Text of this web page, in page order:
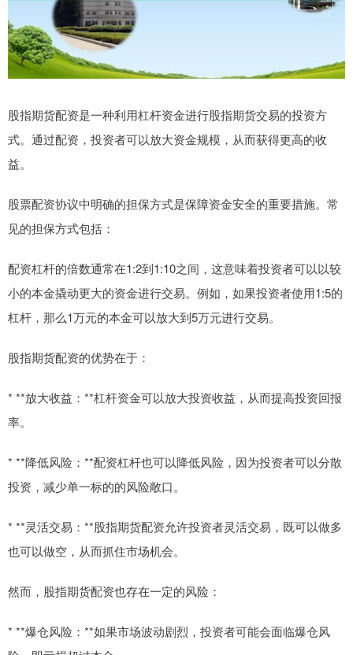
股指期货配资是一种利用杠杆资金进行股指期货交易的投资方
式。通过配资，投资者可以放大资金规模，从而获得更高的收
益。
股票配资协议中明确的担保方式是保障资金安全的重要措施。常
见的担保方式包括：
配资杠杆的倍数通常在1:2到1:10之间，这意味着投资者可以以较
小的本金撬动更大的资金进行交易。例如，如果投资者使用1:5的
杠杆，那么1万元的本金可以放大到5万元进行交易。
股指期货配资的优势在于：
* **放大收益：**杠杆资金可以放大投资收益，从而提高投资回报
率。
* **降低风险：**配资杠杆也可以降低风险，因为投资者可以分散
投资，减少单一标的的风险敞口。
* **灵活交易：**股指期货配资允许投资者灵活交易，既可以做多
也可以做空，从而抓住市场机会。
然而，股指期货配资也存在一定的风险：
* **爆仓风险：**如果市场波动剧烈，投资者可能会面临爆仓风